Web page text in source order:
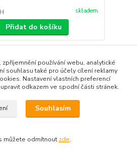
skladem
Přidat do košíku
strana z 1
zpříjemnění používání webu, analytické
souhlasu také pro účely cílení reklamy
Nastavení vlastních preferencí
odkazem ve spodní části stránek.
Souhlasím
můžete odmítnout zde.